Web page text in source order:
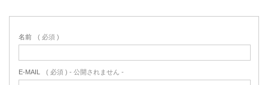
名前 ( 必須 )
E-MAIL ( 必須 ) - 公開されません -